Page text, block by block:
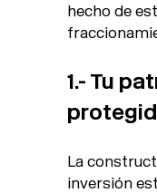
hecho de
1.- Tu
La
inversión